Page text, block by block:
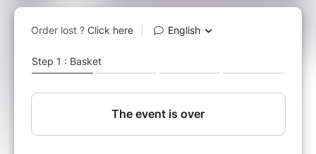
et les émotions sont profondément ancrées en nous,
Se sentir différent, doté(e) d'une empathie
comprendre, les accepter ? Quel bénéfice en retirer